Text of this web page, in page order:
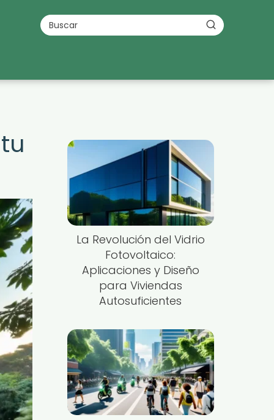
La Revolución del Vidrio
Fotovoltaico:
Aplicaciones y Diseño
para Viviendas
Autosuficientes